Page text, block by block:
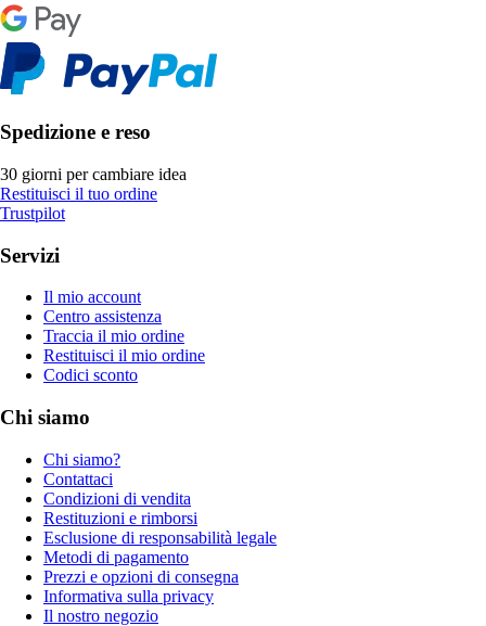
Spedizione e reso
30 giorni per cambiare idea
Restituisci il tuo ordine
Trustpilot
Servizi
Il mio account
Centro assistenza
Traccia il mio ordine
Restituisci il mio ordine
Codici sconto
Chi siamo
Chi siamo?
Contattaci
Condizioni di vendita
Restituzioni e rimborsi
Esclusione di responsabilità legale
Metodi di pagamento
Prezzi e opzioni di consegna
Informativa sulla privacy
Il nostro negozio